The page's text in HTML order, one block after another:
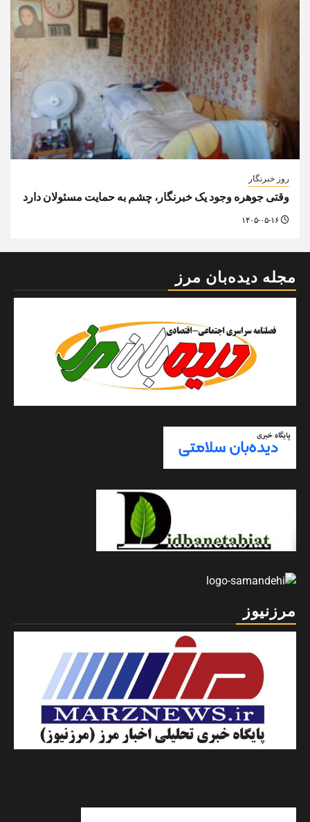
روز خبرنگار
وقتی جوهره وجود یک خبرنگار، چشم به حمایت مسئولان دارد
مجله دیده‌بان مرز
مرزنیوز